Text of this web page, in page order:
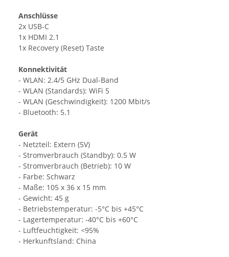
Anschlüsse
2x USB-C
1x HDMI 2.1
1x Recovery (Reset) Taste
Konnektivität
- WLAN: 2.4/5 GHz Dual-Band
- WLAN (Standards): WiFi 5
- WLAN (Geschwindigkeit): 1200 Mbit/s
- Bluetooth: 5.1
Gerät
- Netzteil: Extern (5V)
- Stromverbrauch (Standby): 0.5 W
- Stromverbrauch (Betrieb): 10 W
- Farbe: Schwarz
- Maße: 105 x 36 x 15 mm
- Gewicht: 45 g
- Betriebstemperatur: -5°C bis +45°C
- Lagertemperatur: -40°C bis +60°C
- Luftfeuchtigkeit: <95%
- Herkunftsland: China